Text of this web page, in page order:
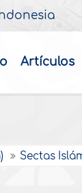
Artículos
Sectas